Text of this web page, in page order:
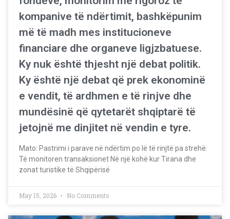
kompanive të ndërtimit, bashkëpunim
më të madh mes institucioneve
financiare dhe organeve ligjzbatuese.
Ky nuk është thjesht një debat politik.
Ky është një debat që prek ekonominë
e vendit, të ardhmen e të rinjve dhe
mundësinë që qytetarët shqiptarë të
jetojnë me dinjitet në vendin e tyre.
Mato: Pastrimi i parave në ndërtim po lë të rinjtë pa strehë:
Të monitoren transaksionet Në një kohë kur Tirana dhe
zonat turistike të Shqipërisë
May 15, 2026 No Comments